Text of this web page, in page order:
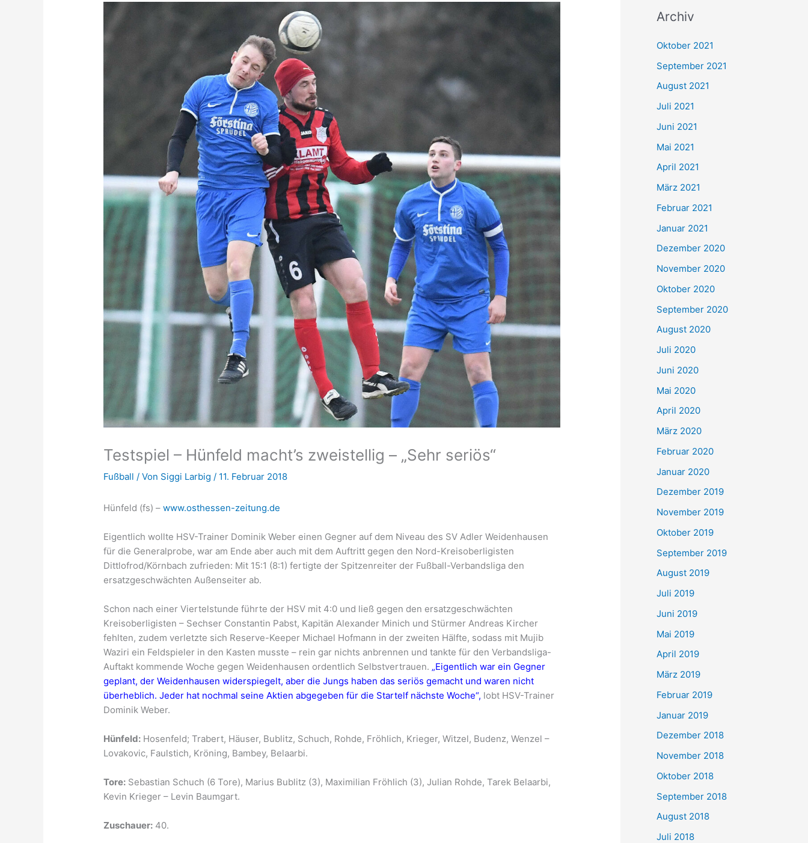
Testspiel – Hünfeld macht’s zweistellig – „Sehr seriös“
Fußball / Von Siggi Larbig / 11. Februar 2018
Hünfeld (fs) –www.osthessen-zeitung.de
Eigentlich wollte HSV-Trainer Dominik Weber einen Gegner auf dem Niveau des SV Adler Weidenhausen
für die Generalprobe, war am Ende aber auch mit dem Auftritt gegen den Nord-Kreisoberligisten
Dittlofrod/Körnbach zufrieden: Mit 15:1 (8:1) fertigte der Spitzenreiter der Fußball-Verbandsliga den
ersatzgeschwächten Außenseiter ab.
Schon nach einer Viertelstunde führte der HSV mit 4:0 und ließ gegen den ersatzgeschwächten
Kreisoberligisten – Sechser Constantin Pabst, Kapitän Alexander Minich und Stürmer Andreas Kircher
fehlten, zudem verletzte sich Reserve-Keeper Michael Hofmann in der zweiten Hälfte, sodass mit Mujib
Waziri ein Feldspieler in den Kasten musste – rein gar nichts anbrennen und tankte für den Verbandsliga-
Auftakt kommende Woche gegen Weidenhausen ordentlich Selbstvertrauen. „Eigentlich war ein Gegner
geplant, der Weidenhausen widerspiegelt, aber die Jungs haben das seriös gemacht und waren nicht
überheblich. Jeder hat nochmal seine Aktien abgegeben für die Startelf nächste Woche“, lobt HSV-Trainer
Dominik Weber.
Hünfeld: Hosenfeld; Trabert, Häuser, Bublitz, Schuch, Rohde, Fröhlich, Krieger, Witzel, Budenz, Wenzel –
Lovakovic, Faulstich, Kröning, Bambey, Belaarbi.
Tore: Sebastian Schuch (6 Tore), Marius Bublitz (3), Maximilian Fröhlich (3), Julian Rohde, Tarek Belaarbi,
Kevin Krieger – Levin Baumgart.
Zuschauer: 40.
h
e
n
h
:
Archiv
Oktober 2021
September 2021
August 2021
Juli 2021
Juni 2021
Mai 2021
April 2021
März 2021
Februar 2021
Januar 2021
Dezember 2020
November 2020
Oktober 2020
September 2020
August 2020
Juli 2020
Juni 2020
Mai 2020
April 2020
März 2020
Februar 2020
Januar 2020
Dezember 2019
November 2019
Oktober 2019
September 2019
August 2019
Juli 2019
Juni 2019
Mai 2019
April 2019
März 2019
Februar 2019
Januar 2019
Dezember 2018
November 2018
Oktober 2018
September 2018
August 2018
Juli 2018